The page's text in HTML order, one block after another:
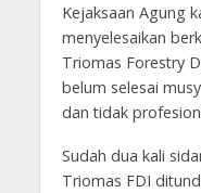
Kejaksaan Agung
menyelesaikan
Triomas Forestry
belum selesai
dan tidak
Sudah dua kali
Triomas FDI